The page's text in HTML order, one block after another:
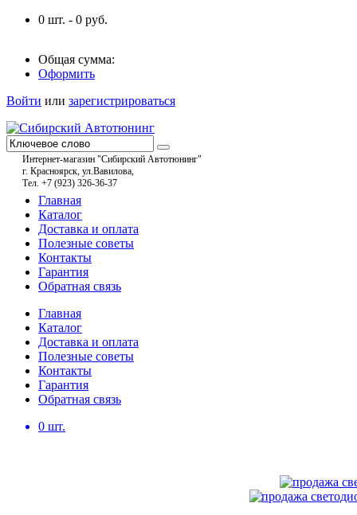
0 шт. - 0 руб.
Общая сумма:
Оформить
Войти или зарегистрироваться
Интернет-магазин "Сибирский Автотюнинг"
г. Красноярск, ул.Вавилова,
Тел. +7 (923) 326-36-37
Главная
Каталог
Доставка и оплата
Полезные советы
Контакты
Гарантия
Обратная связь
Главная
Каталог
Доставка и оплата
Полезные советы
Контакты
Гарантия
Обратная связь
0 шт.